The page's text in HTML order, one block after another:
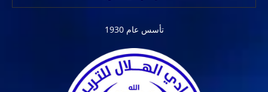
تأسس عام 1930